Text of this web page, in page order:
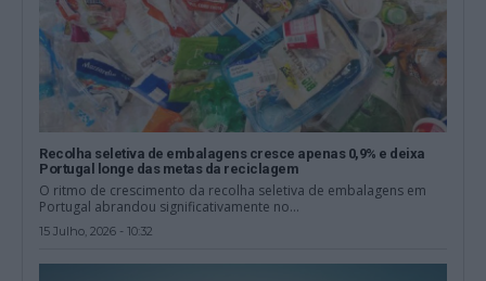
Recolha seletiva de embalagens cresce apenas 0,9% e deixa
Portugal longe das metas da reciclagem
O ritmo de crescimento da recolha seletiva de embalagens em
Portugal abrandou significativamente no...
15 Julho, 2026 - 10:32